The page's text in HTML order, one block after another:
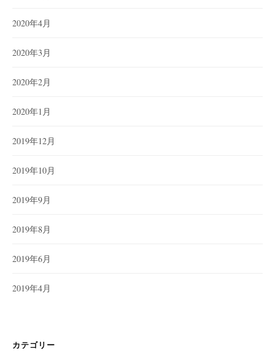
2020年4月
2020年3月
2020年2月
2020年1月
2019年12月
2019年10月
2019年9月
2019年8月
2019年6月
2019年4月
カテゴリー